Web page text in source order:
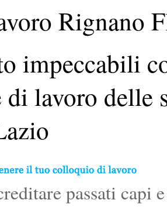
Rignano
impeccabili
di lavoro delle
passati